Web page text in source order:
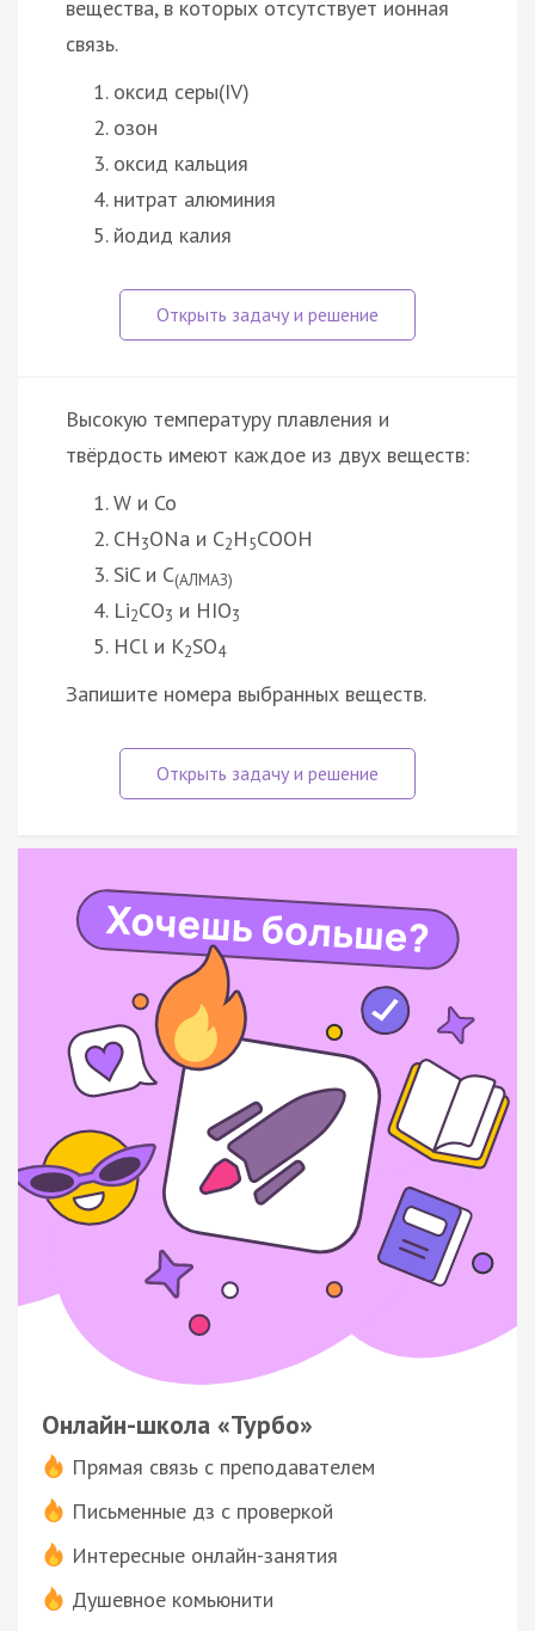
вещества, в которых отсутствует ионная
связь.
оксид серы(IV)
озон
оксид кальция
нитрат алюминия
йодид калия
Высокую температуру плавления и
твёрдость имеют каждое из двух веществ:
W и Co
СH3ONa и C2Н5COOH
SiC и C(АЛМАЗ)
Li2CО3 и HIO3
HCl и К2SO4
Запишите номера выбранных веществ.
Онлайн-школа «Турбо»
Прямая связь с преподавателем
Письменные дз с проверкой
Интересные онлайн-занятия
Душевное комьюнити